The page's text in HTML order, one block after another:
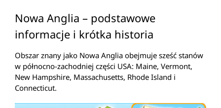
Nowa Anglia – podstawowe
informacje i krótka historia
Obszar znany jako Nowa Anglia obejmuje sześć stanów
w północno-zachodniej części USA: Maine, Vermont,
New Hampshire, Massachusetts, Rhode Island i
Connecticut.